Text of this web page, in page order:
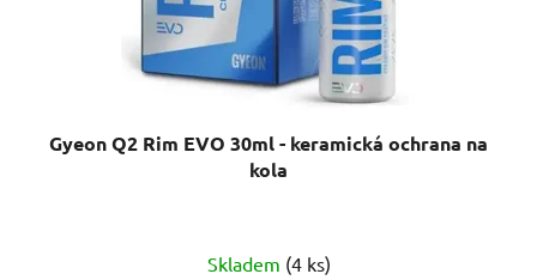
Gyeon Q2 Rim EVO 30ml - keramická ochrana na
kola
hodnocení
Skladem (4 ks)